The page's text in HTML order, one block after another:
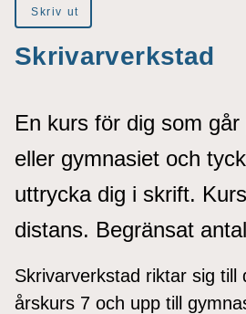
Skriv ut
Skrivarverkstad
En kurs för dig som
eller gymnasiet och
uttrycka dig i skrift.
distans. Begränsat
Skrivarverkstad riktar sig till
årskurs 7 och upp till